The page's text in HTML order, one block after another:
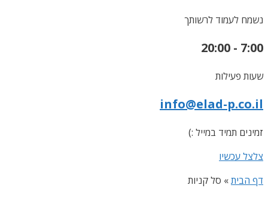
נשמח לעמוד לרשותך
7:00 - 20:00
שעות פעילות
info@elad-p.co.il
זמינים תמיד במייל :)
צלצל עכשיו
דף הבית» סל קניות